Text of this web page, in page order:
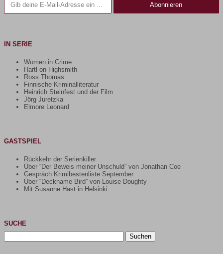
Abonnieren
IN SERIE
Women in Crime
Hartl on Highsmith
Ross Thomas
Finnische Kriminalliteratur
Heinrich Steinfest und der Film
Jörg Juretzka
Elmore Leonard
GASTSPIEL
Rückkehr der Serienkiller
Über “Der Beweis meiner Unschuld” von Jonathan Coe
Gespräch Krimibestenliste September
Über “Deckname Bird” von Louise Doughty
Mit Susanne Hast in Helsinki
SUCHE
Suchen
nach: